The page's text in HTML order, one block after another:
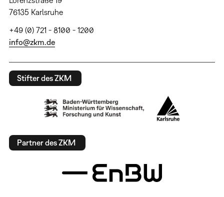
76135 Karlsruhe
+49 (0) 721 - 8100 - 1200
info@zkm.de
Stifter des ZKM
Partner des ZKM